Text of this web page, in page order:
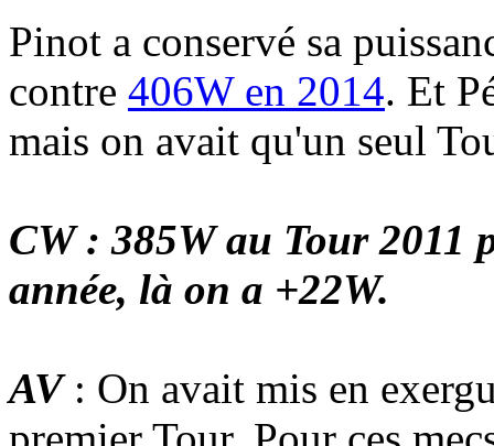
Pinot a conservé sa
contre 406W en 2014. Et
mais on avait qu'un seul
CW : 385W au Tour 2011
année, là on a +22W.
AV: On avait mis en